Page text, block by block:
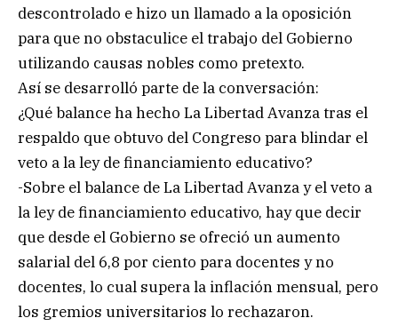
descontrolado e hizo un llamado a la oposición
para que no obstaculice el trabajo del Gobierno
utilizando causas nobles como pretexto.
Así se desarrolló parte de la conversación:
¿Qué balance ha hecho La Libertad Avanza tras el
respaldo que obtuvo del Congreso para blindar el
veto a la ley de financiamiento educativo?
-Sobre el balance de La Libertad Avanza y el veto a
la ley de financiamiento educativo, hay que decir
que desde el Gobierno se ofreció un aumento
salarial del 6,8 por ciento para docentes y no
docentes, lo cual supera la inflación mensual, pero
los gremios universitarios lo rechazaron.